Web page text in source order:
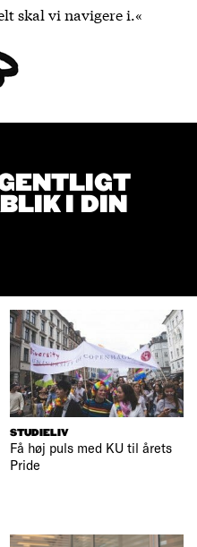
skal vi navigere i.«
I DIN
STUDIELIV
Få høj puls med KU til årets
Pride